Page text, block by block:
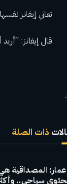
تعاني إيفانز
قال إيفانز:
ذات الصلة
عمار: المصداقية